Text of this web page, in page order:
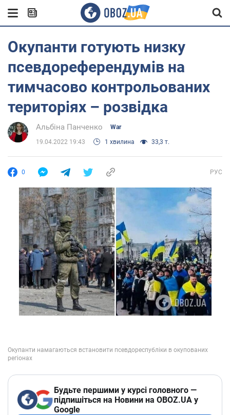
Окупанти готують низку
псевдореферендумів на
тимчасово контрольованих
територіях – розвідка
Альбіна Панченко War
19.04.2022 19:43 1 хвилина 33,3 т.
0 РУС
Будьте першими у курсі головного —
підпишіться на Новини на OBOZ.UA у
Google